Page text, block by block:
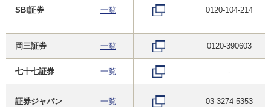
SBI証券 一覧 0120-104-214
岡三証券 一覧 0120-390603
七十七証券 一覧 -
証券ジャパン 一覧 03-3274-5353